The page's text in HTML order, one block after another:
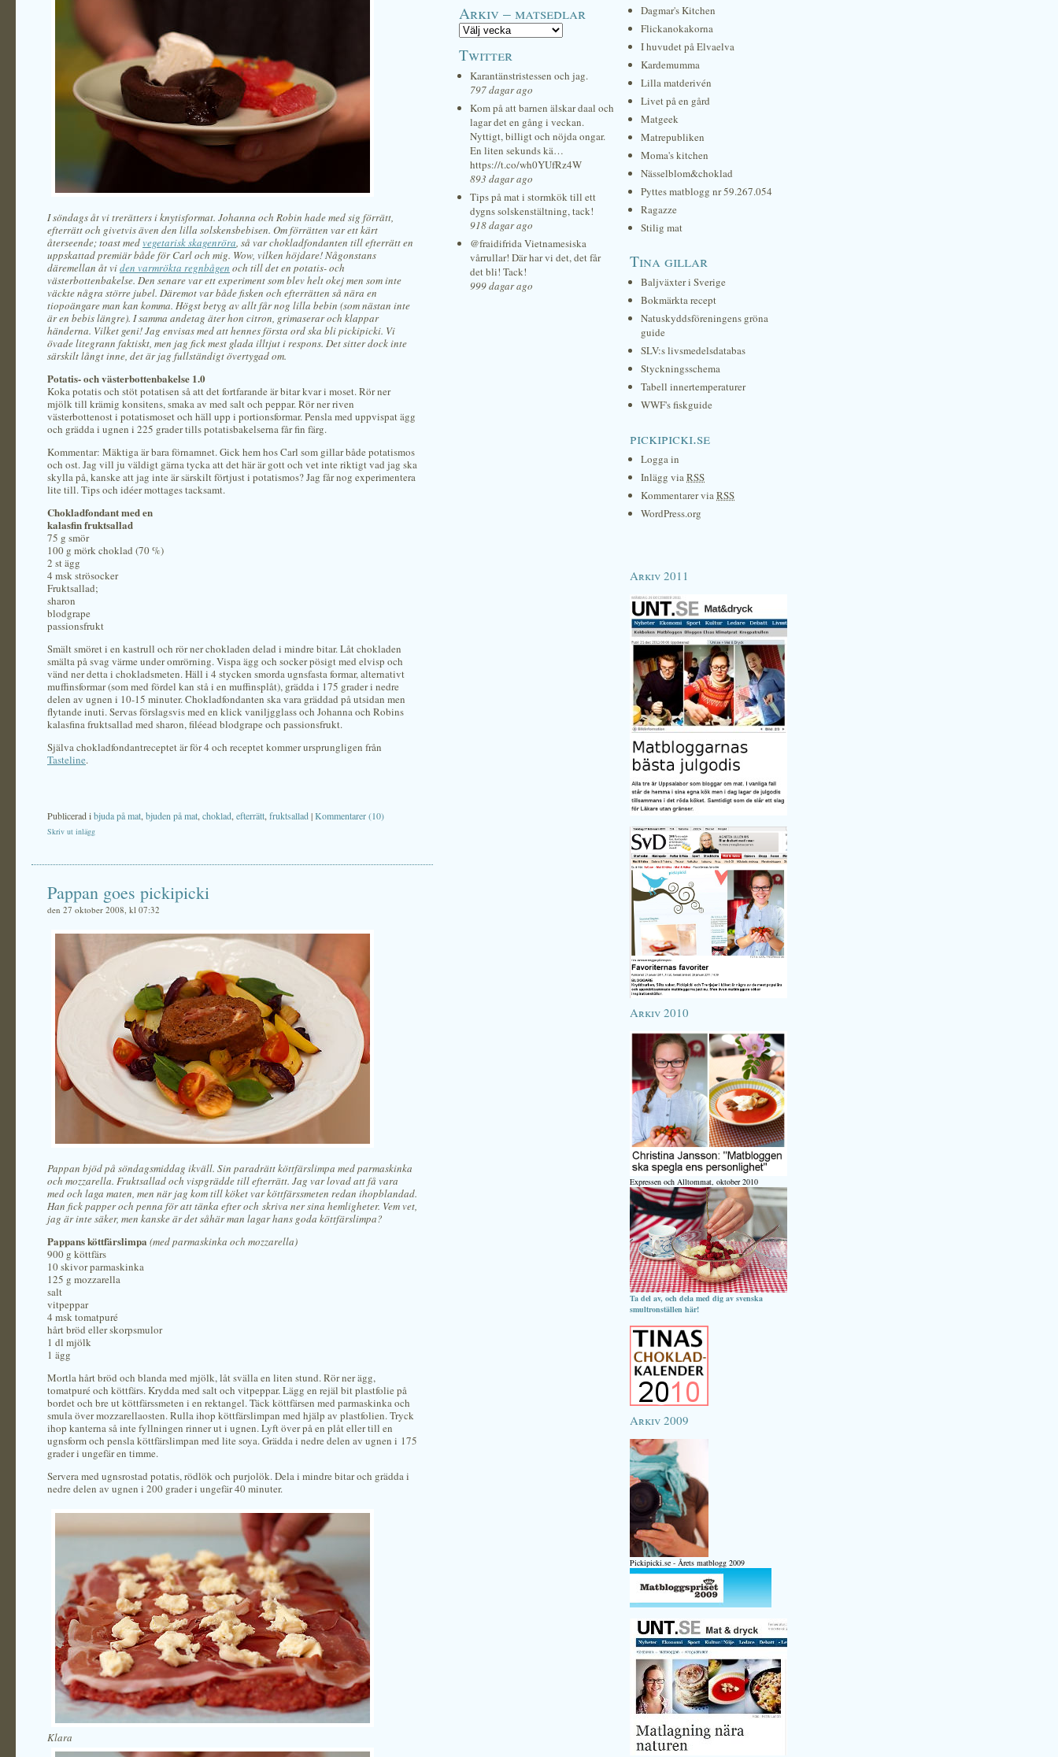
I söndags åt vi trerätters i knytisformat. Johanna och Robin hade med sig förrätt,
efterrätt och givetvis även den lilla solskensbebisen. Om förrätten var ett kärt
återseende; toast medvegetarisk skagenröra, så var chokladfondanten till efterrätt en
uppskattad premiär både för Carl och mig. Wow, vilken höjdare! Någonstans
däremellan åt viden varmrökta regnbågen och till det en potatis- och
västerbottenbakelse. Den senare var ett experiment som blev helt okej men som inte
väckte några större jubel. Däremot var både fisken och efterrätten så nära en
tiopoängare man kan komma. Högst betyg av allt får nog lilla bebin (som nästan inte
är en bebis längre). I samma andetag äter hon citron, grimaserar och klappar
händerna. Vilket geni! Jag envisas med att hennes första ord ska bli pickipicki. Vi
övade litegrann faktiskt, men jag fick mest glada illtjut i respons. Det sitter dock inte
särskilt långt inne, det är jag fullständigt övertygad om.
Potatis- och västerbottenbakelse 1.0
Koka potatis och stöt potatisen så att det fortfarande är bitar kvar i moset. Rör ner
mjölk till krämig konsitens, smaka av med salt och peppar. Rör ner riven
västerbottenost i potatismoset och häll upp i portionsformar. Pensla med uppvispat ägg
och grädda i ugnen i 225 grader tills potatisbakelserna får fin färg.
Kommentar: Mäktiga är bara förnamnet. Gick hem hos Carl som gillar både potatismos
och ost. Jag vill ju väldigt gärna tycka att det här är gott och vet inte riktigt vad jag ska
skylla på, kanske att jag inte är särskilt förtjust i potatismos? Jag får nog experimentera
lite till. Tips och idéer mottages tacksamt.
Chokladfondant med en
kalasfin fruktsallad
75 g smör
100 g mörk choklad (70 %)
2 st ägg
4 msk strösocker
Fruktsallad;
sharon
blodgrape
passionsfrukt
Smält smöret i en kastrull och rör ner chokladen delad i mindre bitar. Låt chokladen
smälta på svag värme under omrörning. Vispa ägg och socker pösigt med elvisp och
vänd ner detta i chokladsmeten. Häll i 4 stycken smorda ugnsfasta formar, alternativt
muffinsformar (som med fördel kan stå i en muffinsplåt), grädda i 175 grader i nedre
delen av ugnen i 10-15 minuter. Chokladfondanten ska vara gräddad på utsidan men
flytande inuti. Servas förslagsvis med en klick vaniljgglass och Johanna och Robins
kalasfina fruktsallad med sharon, filéead blodgrape och passionsfrukt.
Själva chokladfondantreceptet är för 4 och receptet kommer ursprungligen från
Tasteline.
Publicerad ibjuda på mat bjuden på mat choklad efterrätt fruktsallad|Kommentarer (10)
Skriv ut inlägg
Pappan goes pickipicki
den 27 oktober 2008, kl 07:32
Pappan bjöd på söndagsmiddag ikväll. Sin paradrätt köttfärslimpa med parmaskinka
och mozzarella. Fruktsallad och vispgrädde till efterrätt. Jag var lovad att få vara
med och laga maten, men när jag kom till köket var köttfärssmeten redan ihopblandad.
Han fick papper och penna för att tänka efter och skriva ner sina hemligheter. Vem vet,
jag är inte säker, men kanske är det såhär man lagar hans goda köttfärslimpa?
Pappans köttfärslimpa (med parmaskinka och mozzarella)
900 g köttfärs
10 skivor parmaskinka
125 g mozzarella
salt
vitpeppar
4 msk tomatpuré
hårt bröd eller skorpsmulor
1 dl mjölk
1 ägg
Mortla hårt bröd och blanda med mjölk, låt svälla en liten stund. Rör ner ägg,
tomatpuré och köttfärs. Krydda med salt och vitpeppar. Lägg en rejäl bit plastfolie på
bordet och bre ut köttfärssmeten i en rektangel. Täck köttfärsen med parmaskinka och
smula över mozzarellaosten. Rulla ihop köttfärslimpan med hjälp av plastfolien. Tryck
ihop kanterna så inte fyllningen rinner ut i ugnen. Lyft över på en plåt eller till en
ugnsform och pensla köttfärslimpan med lite soya. Grädda i nedre delen av ugnen i 175
grader i ungefär en timme.
Servera med ugnsrostad potatis, rödlök och purjolök. Dela i mindre bitar och grädda i
nedre delen av ugnen i 200 grader i ungefär 40 minuter.
Klara
Arkiv – matsedlar
Twitter
Karantänstristessen och jag.
797 dagar ago
Kom på att barnen älskar daal och
lagar det en gång i veckan.
Nyttigt, billigt och nöjda ongar.
En liten sekunds kä…
https://t.co/wh0YUfRz4W
893 dagar ago
Tips på mat i stormkök till ett
dygns solskenstältning, tack!
918 dagar ago
@fraidifrida Vietnamesiska
vårrullar! Där har vi det, det får
det bli! Tack!
999 dagar ago
Dagmar's Kitchen
Flickanokakorna
I huvudet på Elvaelva
Kardemumma
Lilla matderivén
Livet på en gård
Matgeek
Matrepubliken
Moma's kitchen
Nässelblom&choklad
Pyttes matblogg nr 59.267.054
Ragazze
Stilig mat
Tina gillar
Baljväxter i Sverige
Bokmärkta recept
Natuskyddsföreningens gröna
guide
SLV:s livsmedelsdatabas
Styckningsschema
Tabell innertemperaturer
WWF's fiskguide
pickipicki.se
Logga in
Inlägg viaRSS
Kommentarer viaRSS
WordPress.org
Arkiv 2011
Arkiv 2010
Expressen och Alltommat, oktober 2010
Ta del av, och dela med dig av svenska
smultronställen här!
Arkiv 2009
Pickipicki.se - Årets matblogg 2009